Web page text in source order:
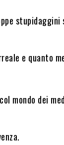
stupidaggini
e quanto
mondo dei